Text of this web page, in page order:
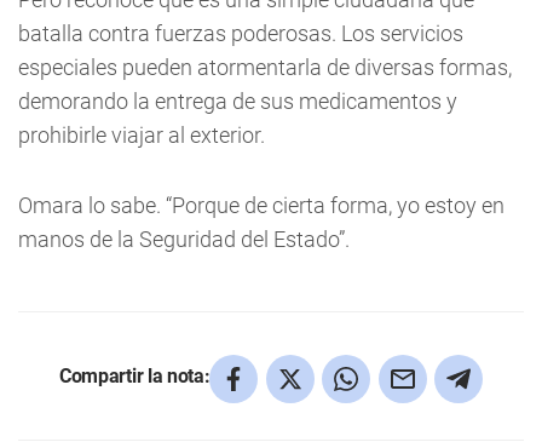
batalla contra fuerzas poderosas. Los servicios
especiales pueden atormentarla de diversas formas,
demorando la entrega de sus medicamentos y
prohibirle viajar al exterior.
Omara lo sabe. “Porque de cierta forma, yo estoy en
manos de la Seguridad del Estado”.
Compartir la nota: